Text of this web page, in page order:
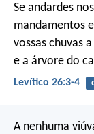
Se andardes
mandamentos
vossas chuvas
e a árvore do
Levítico 26:3-4
A nenhuma